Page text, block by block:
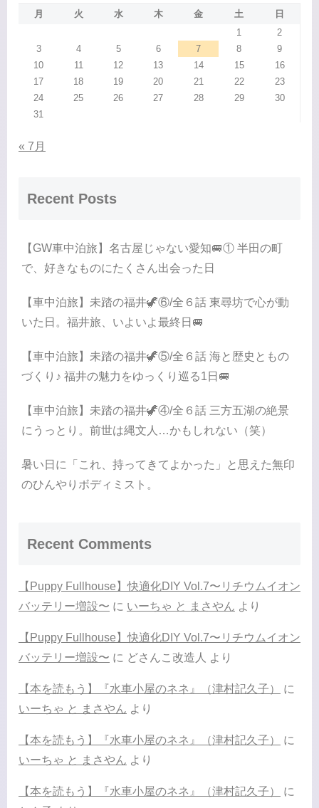
月 火 水 木 金 土
日
1
2
3
4 5 6 7 8
9
10
11 12 13 14 15
16
17
18 19 20 21 22
23
24
25 26 27 28 29
30
31
« 7月
Recent Posts
【GW車中泊旅】名古屋じゃない愛知🚐① 半田の町
で、好きなものにたくさん出会った日
【車中泊旅】未踏の福井🦖⑥/全６話 東尋坊で心が動
いた日。福井旅、いよいよ最終日🚐
【車中泊旅】未踏の福井🦖⑤/全６話 海と歴史ともの
づくり♪ 福井の魅力をゆっくり巡る1日🚐
【車中泊旅】未踏の福井🦖④/全６話 三方五湖の絶景
にうっとり。前世は縄文人…かもしれない（笑）
暑い日に「これ、持ってきてよかった」と思えた無印
のひんやりボディミスト。
Recent Comments
【Puppy Fullhouse】快適化DIY Vol.7〜リチウムイオン
バッテリー増設〜 に いーちゃ と まさやん より
【Puppy Fullhouse】快適化DIY Vol.7〜リチウムイオン
バッテリー増設〜 に どさんこ改造人 より
【本を読もう】『水車小屋のネネ』（津村記久子）
に
いーちゃ と まさやん より
【本を読もう】『水車小屋のネネ』（津村記久子）
に
いーちゃ と まさやん より
【本を読もう】『水車小屋のネネ』（津村記久子）
に